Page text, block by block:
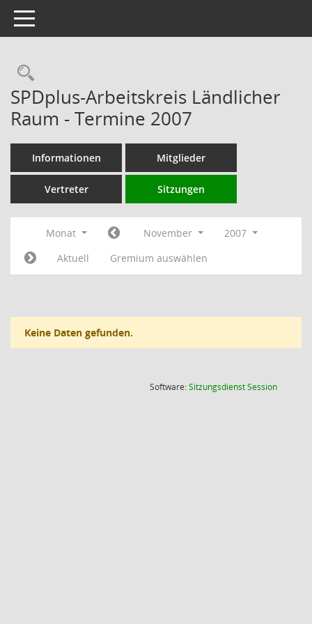
Toggle navigation
Rechercheauswahl
SPDplus-Arbeitskreis Ländlicher
Raum - Termine 2007
Informationen Mitglieder
Vertreter Sitzungen
Monat November
2007
Aktuell
Gremium auswählen
Keine Daten gefunden.
Software:SitzungsdienstSession(Wird in